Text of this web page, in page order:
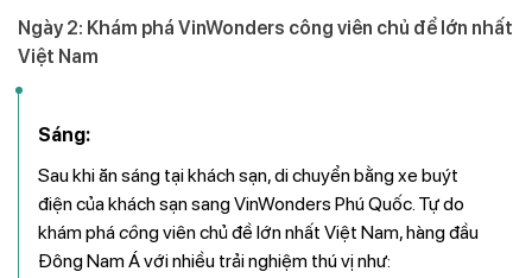
Ngày 2: Khám phá VinWonders công viên chủ để lớn nhất
Việt Nam
Sáng:
Sau khi ăn sáng tại khách sạn, di chuyển bằng xe buýt
điện của khách sạn sang VinWonders Phú Quốc. Tự do
khám phácông viên chủ đề lớn nhất Việt Nam, hàng đầu
Đông Nam Á với nhiều trải nghiệm thú vị như: